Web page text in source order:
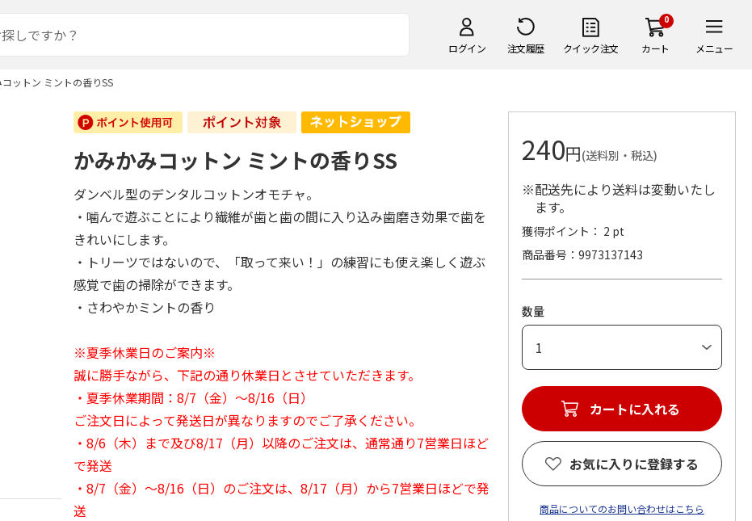
ログイン 注文履歴 クイック注文
0
カート メニュー
ットン ミントの香りSS
かみかみコットン ミントの香りSS
ダンベル型のデンタルコットンオモチャ。
・噛んで遊ぶことにより繊維が歯と歯の間に入り込み歯磨き効果で歯を
きれいにします。
・トリーツではないので、「取って来い！」の練習にも使え楽しく遊ぶ
感覚で歯の掃除ができます。
・さわやかミントの香り
※夏季休業日のご案内※
誠に勝手ながら、下記の通り休業日とさせていただきます。
・夏季休業期間：8/7（金）～8/16（日）
ご注文日によって発送日が異なりますのでご了承ください。
・8/6（木）まで及び8/17（月）以降のご注文は、通常通り7営業日ほど
で発送
・8/7（金）～8/16（日）のご注文は、8/17（月）から7営業日ほどで発
送
240円(送料別・税込)
※配送先により送料は変動いたし
ます。
獲得ポイント： 2 pt
商品番号
9973137143
数量
カートに入れる
お気に入りに登録する
商品についてのお問い合わせはこちら